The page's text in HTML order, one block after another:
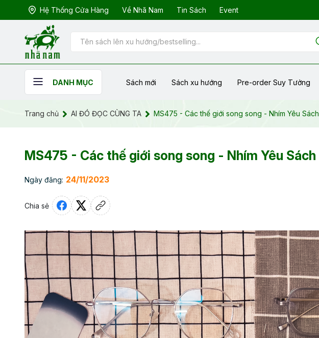
Hệ Thống Cửa Hàng Về Nhã Nam Tin Sách Event
DANH MỤC Sách mới Sách xu hướng Pre-order Suy Tưởng
Trang chủ AI ĐÓ ĐỌC CÙNG TA MS475 - Các thế giới song song - Nhím Yêu Sách
MS475 - Các thế giới song song - Nhím Yêu Sách
Ngày đăng: 24/11/2023
Chia sẻ